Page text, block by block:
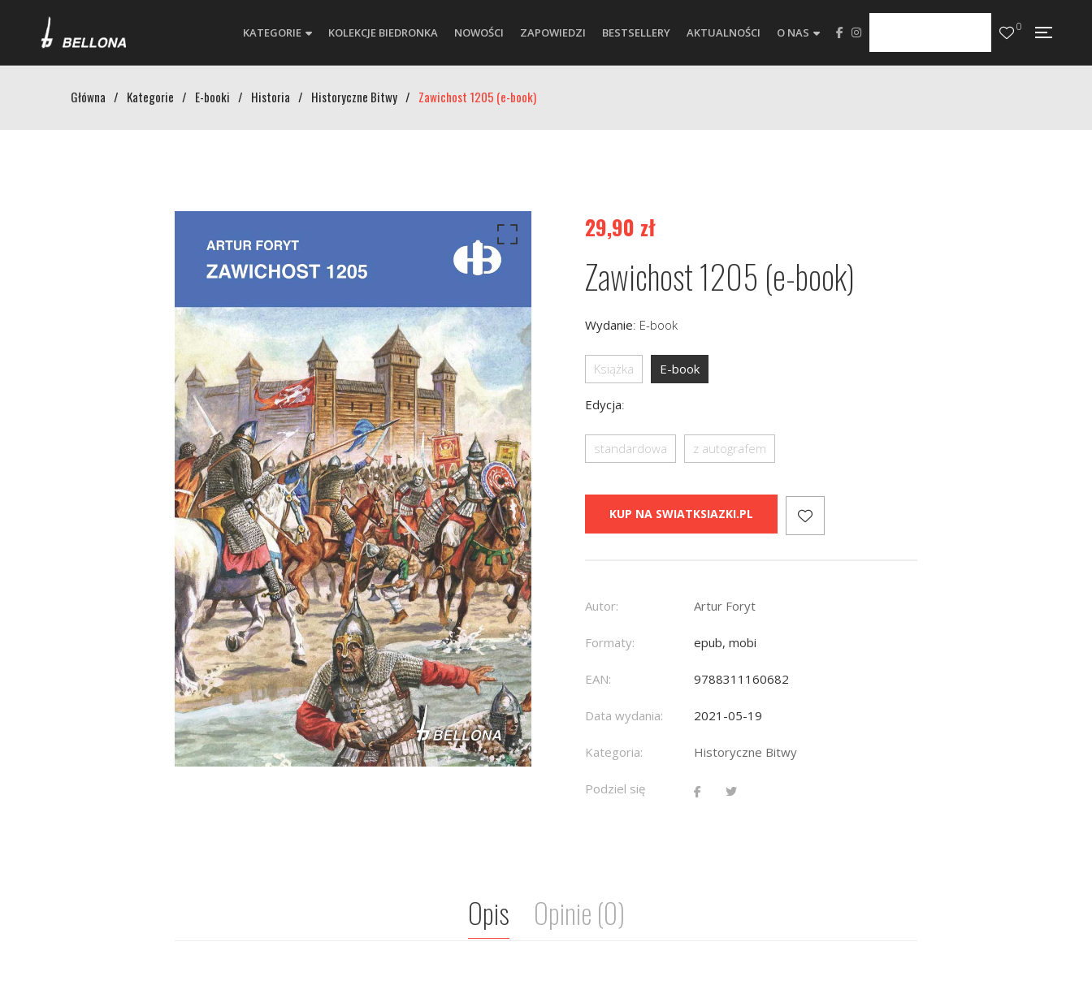
KATEGORIE KOLEKCJE BIEDRONKA NOWOŚCI ZAPOWIEDZI BESTSELLERY AKTUALNOŚCI O NAS 0
Główna / Kategorie / E-booki / Historia / Historyczne Bitwy / Zawichost 1205 (e-book)
29,90 zł
Zawichost 1205 (e-book)
Wydanie: E-book
Książka E-book
Edycja:
standardowa z autografem
KUP NA SWIATKSIAZKI.PL
Autor: Artur Foryt
Formaty: epub, mobi
EAN: 9788311160682
Data wydania: 2021-05-19
Kategoria: Historyczne Bitwy
Podziel się
Opis Opinie (0)